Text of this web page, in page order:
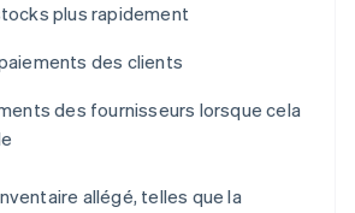
plus rapidement
des clients
des fournisseurs lorsque cela
allégé, telles que la